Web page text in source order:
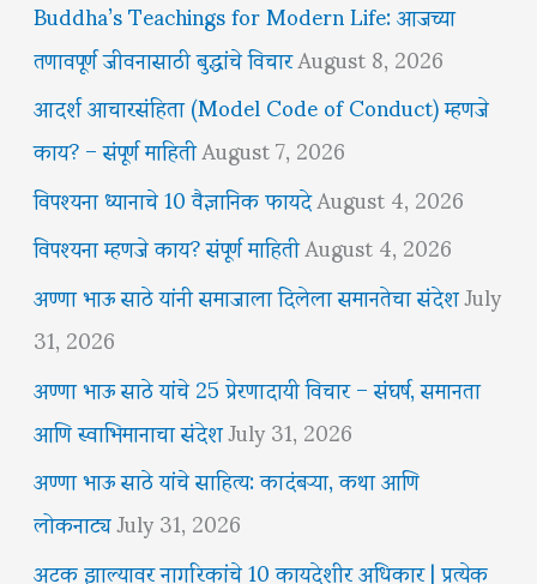
Buddha’s Teachings for Modern Life: आजच्या
तणावपूर्ण जीवनासाठी बुद्धांचे विचारAugust 8, 2026
आदर्श आचारसंहिता (Model Code of Conduct) म्हणजे
काय? – संपूर्ण माहितीAugust 7, 2026
विपश्यना ध्यानाचे 10 वैज्ञानिक फायदेAugust 4, 2026
विपश्यना म्हणजे काय? संपूर्ण माहितीAugust 4, 2026
अण्णा भाऊ साठे यांनी समाजाला दिलेला समानतेचा संदेशJuly
31, 2026
अण्णा भाऊ साठे यांचे 25 प्रेरणादायी विचार – संघर्ष, समानता
आणि स्वाभिमानाचा संदेशJuly 31, 2026
अण्णा भाऊ साठे यांचे साहित्य: कादंबऱ्या, कथा आणि
लोकनाट्यJuly 31, 2026
अटक झाल्यावर नागरिकांचे 10 कायदेशीर अधिकार | प्रत्येक